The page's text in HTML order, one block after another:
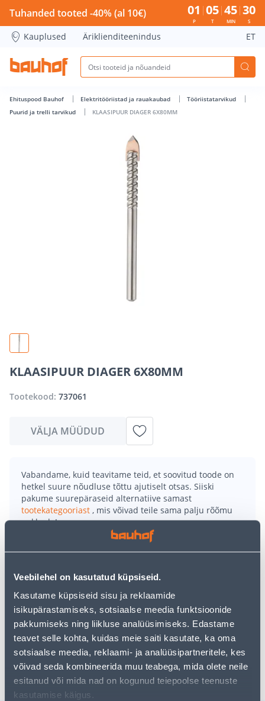
Veebilehel on kasutatud küpsiseid.
Kasutame küpsiseid sisu ja reklaamide
isikupärastamiseks, sotsiaalse meedia funktsioonide
pakkumiseks ning liikluse analüüsimiseks. Edastame
teavet selle kohta, kuidas meie saiti kasutate, ka oma
sotsiaalse meedia, reklaami- ja analüüsipartneritele, kes
võivad seda kombineerida muu teabega, mida olete neile
esitanud või mida nad on kogunud teiepoolse teenuste
kasutamise käigus.
KLAASIPUUR DIAGER 6X80MM - Bauhof has loaded
Tuhanded tooted -40% (al 10€) 01
P
05
T
45
MIN
30
S
Kauplused Äriklienditeenindus ET
Ehituspood Bauhof Elektritööriistad ja rauakaubad
Tööriistatarvikud
Puurid ja trelli tarvikud
KLAASIPUUR DIAGER 6X80MM
KLAASIPUUR DIAGER 6X80MM
Tootekood: 737061
VÄLJA MÜÜDUD
Vabandame, kuid teavitame teid, et soovitud toode on
hetkel suure nõudluse tõttu ajutiselt otsas. Siiski
pakume suurepäraseid alternatiive samast
tootekategooriast , mis võivad teile sama palju rõõmu
pakkuda!
Teie ostlemisrõõm ei pea aga siin lõppema - oma
uurimistööd saate jätkata, naastes
• Klaasipuur 6 x 80 mm.
• 14-päevane tagastusõigus.
Tarne pole võimalik